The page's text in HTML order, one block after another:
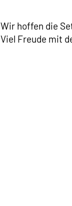
Wir hoffen die
Viel Freude mit